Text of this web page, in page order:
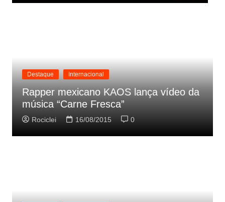
Destaque Internacional
Rapper mexicano KAOS lança vídeo da
música “Carne Fresca”
Rociclei 16/08/2015 0